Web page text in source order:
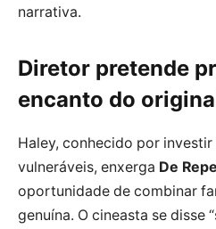
narrativa.
Diretor pretende
encanto do
Haley, conhecido por
vulneráveis, enxerga De
oportunidade de combinar
genuína. O cineasta se disse